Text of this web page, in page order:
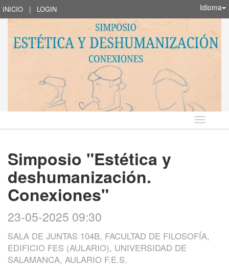
INICIO | LOGIN Idioma
Idioma
Simposio "Estética y
deshumanización.
Conexiones"
23-05-2025 09:30
SALA DE JUNTAS 104B, FACULTAD DE FILOSOFÍA,
EDIFICIO FES (AULARIO), UNIVERSIDAD DE
SALAMANCA, AULARIO F.E.S.